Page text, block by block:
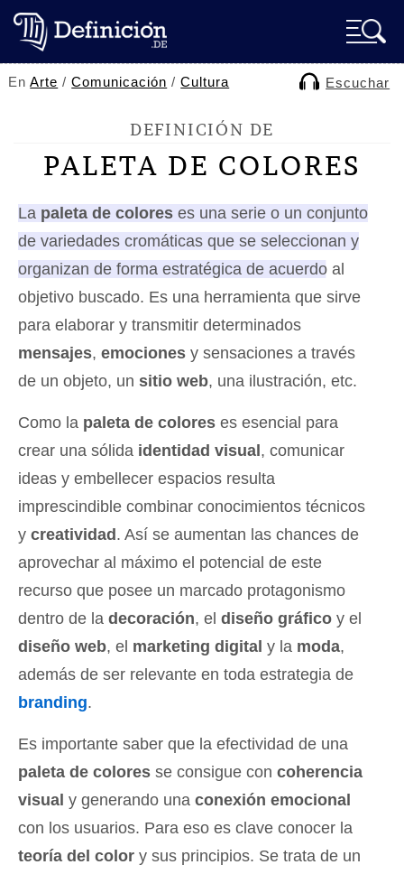
EnArte /Comunicación /Cultura Escuchar
DEFINICIÓN DE
PALETA DE COLORES
La paleta de colores es una serie o un conjunto
de variedades cromáticas que se seleccionan y
organizan de forma estratégica de acuerdo al
objetivo buscado. Es una herramienta que sirve
para elaborar y transmitir determinados
mensajes, emociones y sensaciones a través
de un objeto, un sitio web, una ilustración, etc.
Como la paleta de colores es esencial para
crear una sólida identidad visual , comunicar
ideas y embellecer espacios resulta
imprescindible combinar conocimientos técnicos
y creatividad . Así se aumentan las chances de
aprovechar al máximo el potencial de este
recurso que posee un marcado protagonismo
dentro de la decoración, el diseño gráfico y el
diseño web, el marketing digital y la moda,
además de ser relevante en toda estrategia de
branding.
Es importante saber que la efectividad de una
paleta de colores se consigue con coherencia
visual y generando una conexión emocional
con los usuarios. Para eso es clave conocer la
teoría del color y sus principios. Se trata de un